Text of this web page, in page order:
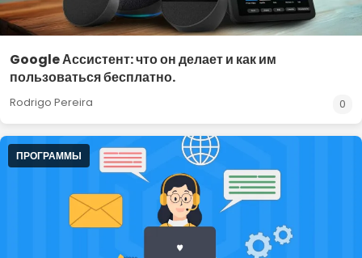
Google Ассистент: что он делает и как им
пользоваться бесплатно.
Rodrigo Pereira 0
ПРОГРАММЫ